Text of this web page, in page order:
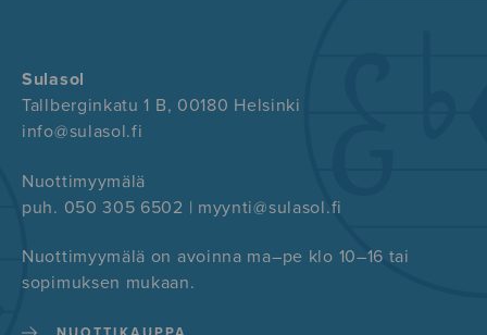
Sulasol
Tallberginkatu 1 B, 00180 Helsinki
info@sulasol.fi
Nuottimyymälä
puh. 050 305 6502 | myynti@sulasol.fi
Nuottimyymälä on avoinna ma–pe klo 10–16 tai
sopimuksen mukaan.